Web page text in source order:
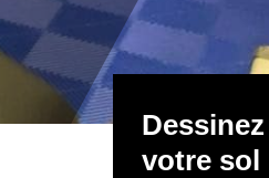
Dessinez
votre sol